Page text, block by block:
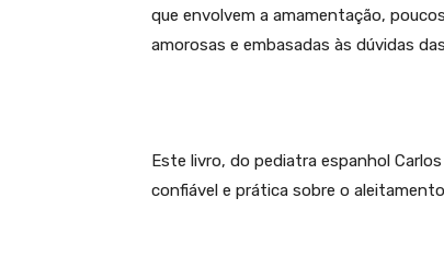
que envolvem a amamentação,
amorosas e embasadas às dúvidas
Este livro, do pediatra espanhol
confiável e prática sobre o